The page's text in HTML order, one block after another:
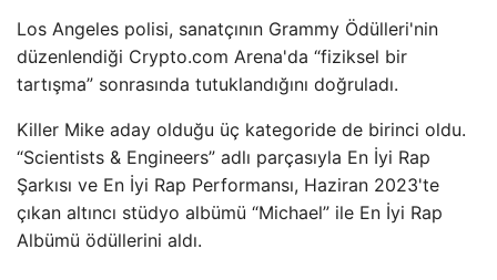
Los Angeles polisi, sanatçının Grammy Ödülleri'nin
düzenlendiği Crypto.com Arena'da “fiziksel bir
tartışma” sonrasında tutuklandığını doğruladı.
Killer Mike aday olduğu üç kategoride de birinci oldu.
“Scientists & Engineers” adlı parçasıyla En İyi Rap
Şarkısı ve En İyi Rap Performansı, Haziran 2023'te
çıkan altıncı stüdyo albümü “Michael” ile En İyi Rap
Albümü ödüllerini aldı.